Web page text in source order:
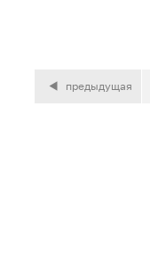
предыдущая